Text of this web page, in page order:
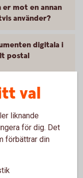
mot en annan
använder?
digitala i
postal
vid
val
liknande
för dig. Det
förbättrar din